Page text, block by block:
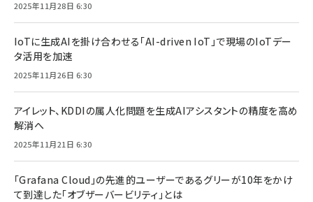
2025年11月28日 6:30
IoTに生成AIを掛け合わせる「AI-driven IoT」で現場のIoTデー
タ活用を加速
2025年11月26日 6:30
アイレット、KDDIの属人化問題を生成AIアシスタントの精度を高め
解消へ
2025年11月21日 6:30
「Grafana Cloud」の先進的ユーザーであるグリーが10年をかけ
て到達した「オブザーバービリティ」とは